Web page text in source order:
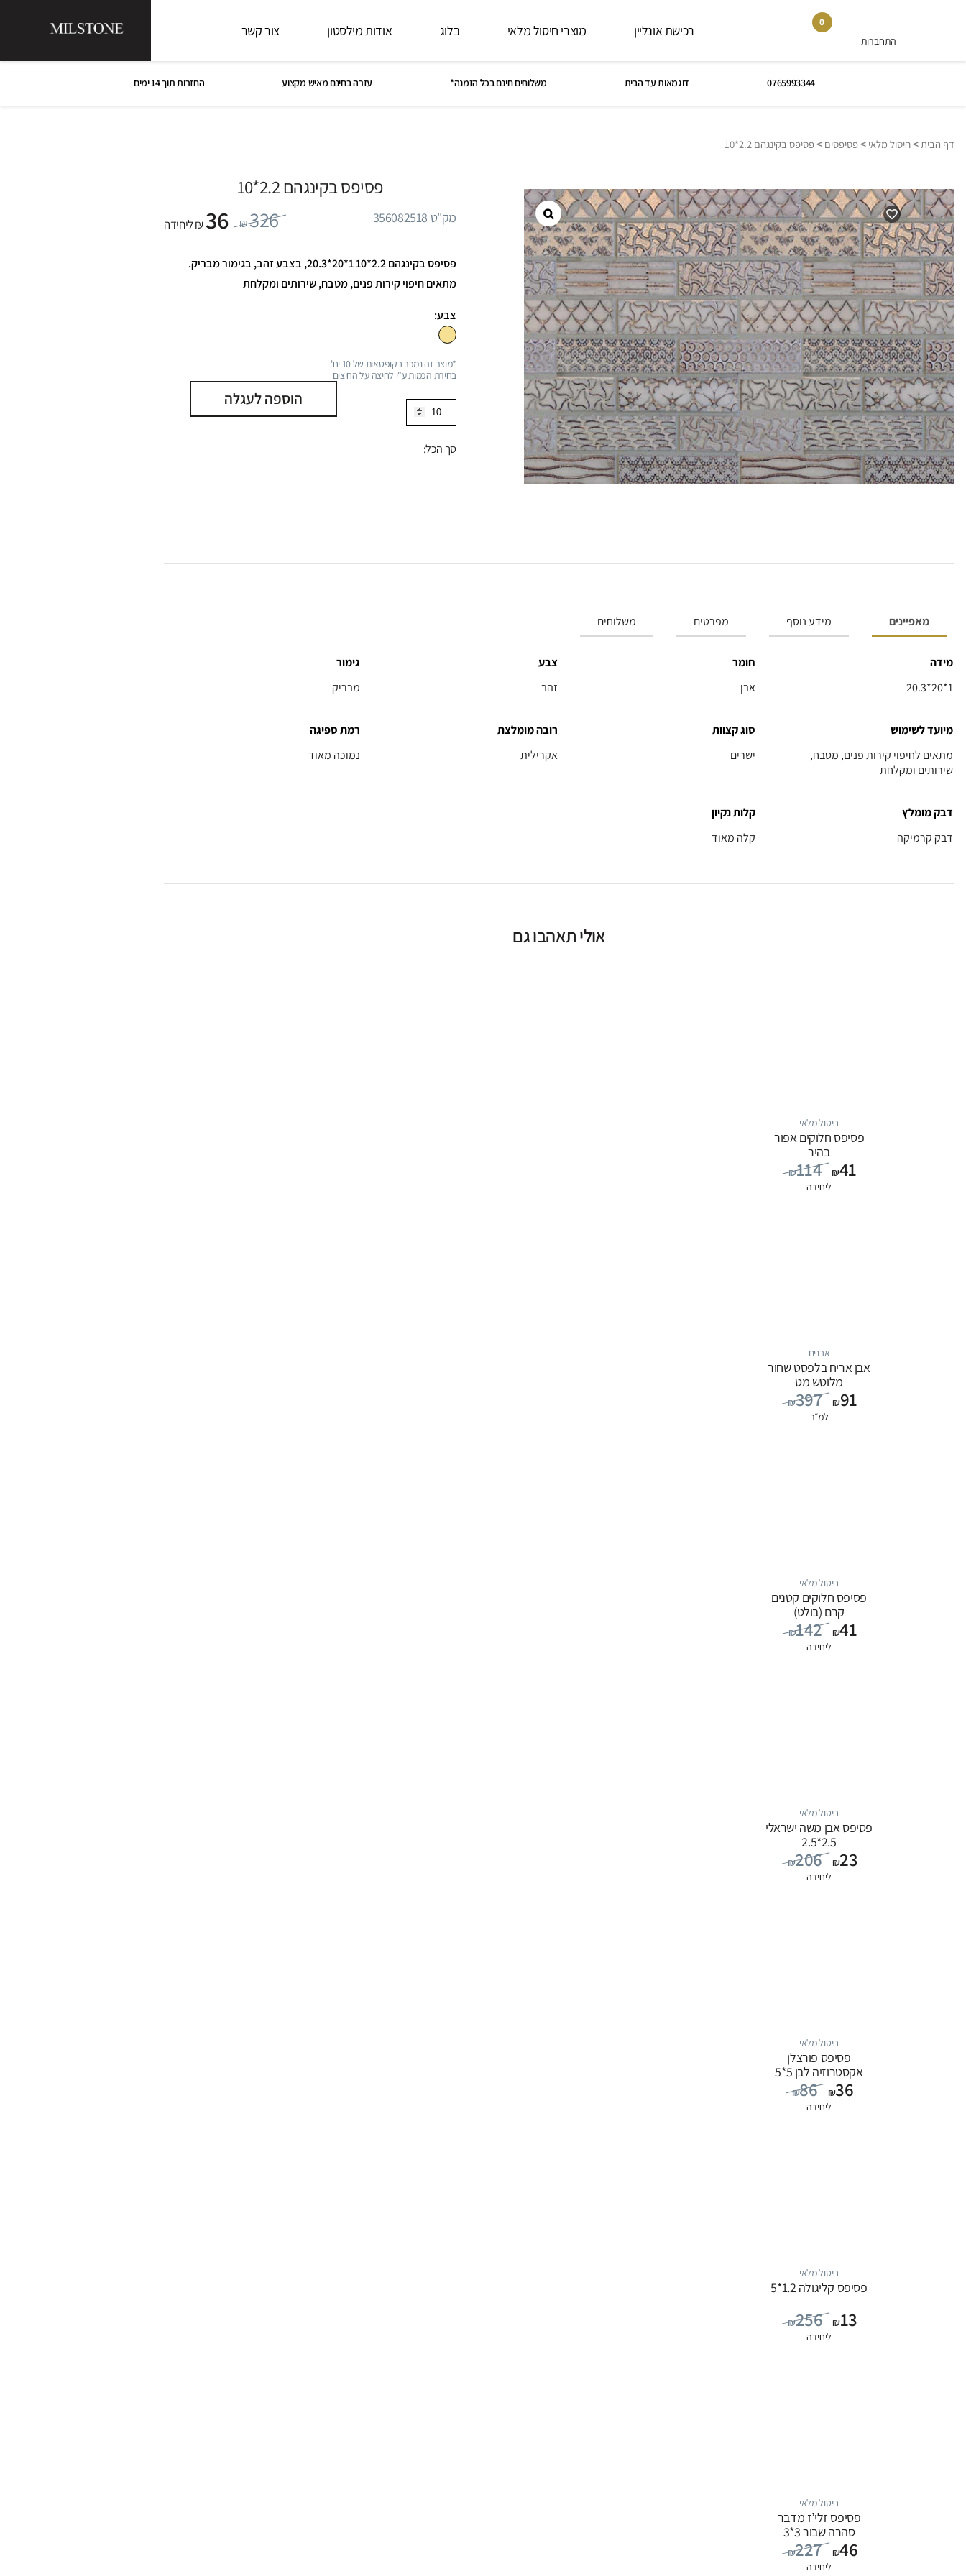
התחברות
0
רכישת אונליין מוצרי חיסול מלאי בלוג אודות מילסטון צור קשר
0765993344 דוגמאות עד הבית משלוחים חינם בכל הזמנה* עזרה בחינם מאיש מקצוע החזרות תוך 14 ימים
דף הבית>חיסול מלאי >פסיפסים >פסיפס בקינגהם 2.2*10
פסיפס בקינגהם 2.2*10
מק"ט 356082518 36₪ ליחידה 326
₪
פסיפס בקינגהם 2.2*10 1*20*20.3, בצבע זהב, בגימור מבריק.
מתאים חיפוי קירות פנים, מטבח, שירותים ומקלחת
צבע:
*מוצר זה נמכר בקופסאות של 10 יח'
בחירת הכמות ע"י לחיצה על החיצים
כמות
בקינגהם
סך הכל:
הוספה לעגלה
מאפיינים מידע נוסף מפרטים משלוחים
מידה
20.3*20*1
חומר
אבן
צבע
זהב
גימור
מבריק
מיועד לשימוש
מתאים לחיפוי קירות פנים, מטבח,
שירותים ומקלחת
סוג קצוות
ישרים
רובה מומלצת
אקרילית
רמת ספיגה
נמוכה מאוד
דבק מומלץ
דבק קרמיקה
קלות נקיון
קלה מאוד
אולי תאהבו גם
חיסול מלאי
פסיפס חלוקים אפור
בהיר
₪114 ₪41
ליחידה
אבנים
אבן אריח בלפסט שחור
מלוטש מט
₪397 ₪91
למ״ר
חיסול מלאי
פסיפס חלוקים קטנים
קרם (בולט)
₪142 ₪41
ליחידה
חיסול מלאי
פסיפס אבן משה ישראלי
2.5*2.5
₪206 ₪23
ליחידה
חיסול מלאי
פסיפס פורצלן
אקסטרוזיה לבן 5*5
₪86 ₪36
ליחידה
חיסול מלאי
פסיפס קליגולה 1.2*5
₪256 ₪13
ליחידה
חיסול מלאי
פסיפס זלי’ז מדבר
סהרה שבור 3*3
₪227 ₪46
ליחידה